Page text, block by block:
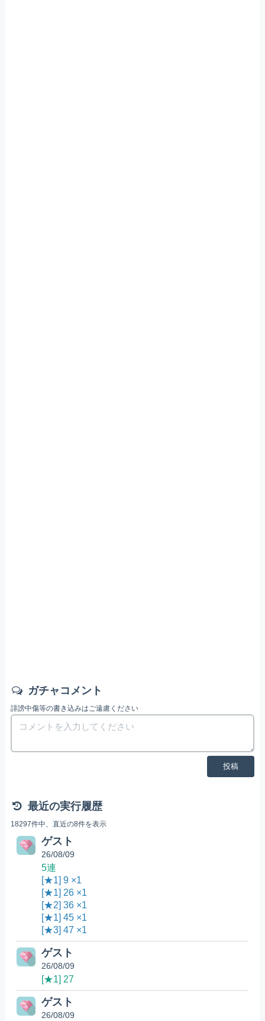
ガチャコメント
誹謗中傷等の書き込みはご遠慮ください
投稿
最近の実行履歴
18297件中、直近の8件を表示
ゲスト
26/08/09
5連
[★1] 9 ×1
[★1] 26 ×1
[★2] 36 ×1
[★1] 45 ×1
[★3] 47 ×1
ゲスト
26/08/09
[★1] 27
ゲスト
26/08/09